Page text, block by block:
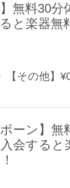
い方・
かる方
すい料
かかる「
】無料30
と楽器無
【その他】
ボーン】無
会すると